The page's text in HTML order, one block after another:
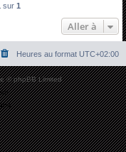
c
e
r
sur 1
Aller à
Heures au format UTC+02:00
© phpBB Limited